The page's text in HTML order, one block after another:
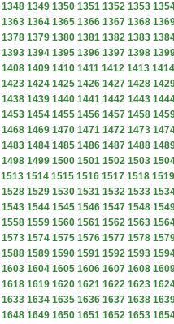
1348 1349 1350 1351 1352 1353
1363 1364 1365 1366 1367 1368
1378 1379 1380 1381 1382 1383
1393 1394 1395 1396 1397 1398
1408 1409 1410 1411 1412 1413 1414
1423 1424 1425 1426 1427 1428
1438 1439 1440 1441 1442 1443
1453 1454 1455 1456 1457 1458
1468 1469 1470 1471 1472 1473
1483 1484 1485 1486 1487 1488
1498 1499 1500 1501 1502 1503
1513 1514 1515 1516 1517 1518 1519
1528 1529 1530 1531 1532 1533
1543 1544 1545 1546 1547 1548
1558 1559 1560 1561 1562 1563
1573 1574 1575 1576 1577 1578
1588 1589 1590 1591 1592 1593
1603 1604 1605 1606 1607 1608
1618 1619 1620 1621 1622 1623
1633 1634 1635 1636 1637 1638
1648 1649 1650 1651 1652 1653